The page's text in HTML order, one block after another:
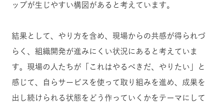
ップが生じやすい構図があると考えています。
結果として、やり方を含め、現場からの共感が得られづ
らく、組織開発が進みにくい状況にあると考えていま
す。現場の人たちが「これはやるべきだ、やりたい」と
感じて、自らサービスを使って取り組みを進め、成果を
出し続けられる状態をどう作っていくかをテーマにして